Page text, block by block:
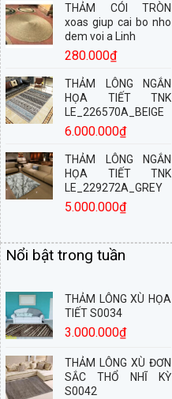
THẢM CÓI TRÒN
xoas giup cai bo nho
dem voi a Linh
280.000₫
THẢM LÔNG NGẮN
HỌA TIẾT TNK
LE_226570A_BEIGE
6.000.000₫
THẢM LÔNG NGẮN
HỌA TIẾT TNK
LE_229272A_GREY
5.000.000₫
Nổi bật trong tuần
THẢM LÔNG XÙ HỌA
TIẾT S0034
3.000.000₫
THẢM LÔNG XÙ ĐƠN
SẮC THỔ NHĨ KỲ
S0042